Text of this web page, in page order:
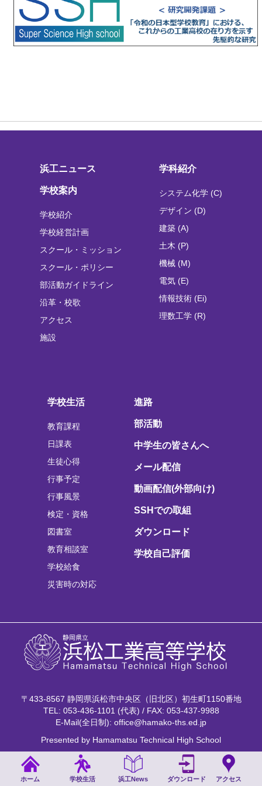
ホーム 学校生活 浜工News ダウンロード アクセス
浜工ニュース
学校案内
学校紹介
学校経営計画
スクール・ミッション
スクール・ポリシー
部活動ガイドライン
沿革・校歌
アクセス
施設
学科紹介
システム化学 (C)
デザイン (D)
建築 (A)
土木 (P)
機械 (M)
電気 (E)
情報技術 (Ei)
理数工学 (R)
学校生活
教育課程
日課表
生徒心得
行事予定
行事風景
検定・資格
図書室
教育相談室
学校給食
災害時の対応
進路
部活動
中学生の皆さんへ
メール配信
動画配信(外部向け)
SSHでの取組
ダウンロード
学校自己評価
〒433-8567 静岡県浜松市中央区（旧北区）初生町1150番地
TEL: 053-436-1101 (代表) / FAX: 053-437-9988
E-Mail(全日制): office@hamako-ths.ed.jp
Presented by Hamamatsu Technical High School